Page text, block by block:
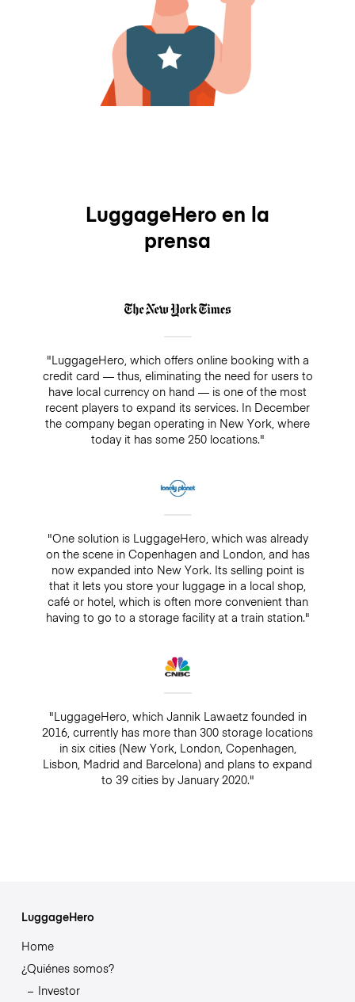
LuggageHero en la
prensa
"LuggageHero, which offers online booking with a
credit card — thus, eliminating the need for users to
have local currency on hand — is one of the most
recent players to expand its services. In December
the company began operating in New York, where
today it has some 250 locations."
"One solution is LuggageHero, which was already
on the scene in Copenhagen and London, and has
now expanded into New York. Its selling point is
that it lets you store your luggage in a local shop,
café or hotel, which is often more convenient than
having to go to a storage facility at a train station."
"LuggageHero, which Jannik Lawaetz founded in
2016, currently has more than 300 storage locations
in six cities (New York, London, Copenhagen,
Lisbon, Madrid and Barcelona) and plans to expand
to 39 cities by January 2020."
LuggageHero
Home
¿Quiénes somos?
Investor